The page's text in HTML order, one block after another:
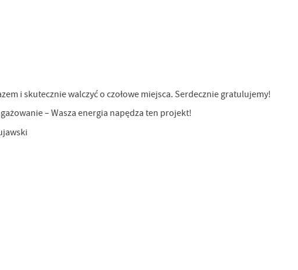
i skutecznie walczyć o czołowe miejsca. Serdecznie gratulujemy!
– Wasza energia napędza ten projekt!